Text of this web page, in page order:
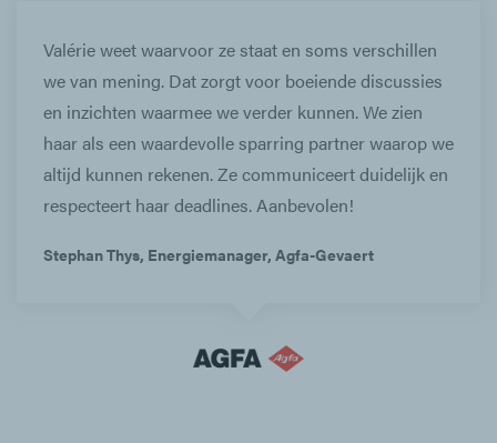
Valérie weet waarvoor ze staat en soms verschillen
we van mening. Dat zorgt voor boeiende discussies
en inzichten waarmee we verder kunnen. We zien
haar als een waardevolle sparring partner waarop we
altijd kunnen rekenen. Ze communiceert duidelijk en
respecteert haar deadlines. Aanbevolen!
Stephan Thys, Energiemanager, Agfa-Gevaert